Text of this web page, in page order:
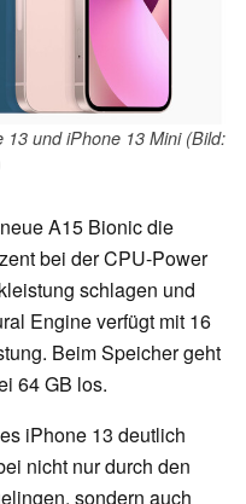
und iPhone 13 Mini (Bild:
A15 Bionic die
bei der CPU-Power
schlagen und
Engine verfügt mit 16
Beim Speicher geht
64 GB los.
iPhone 13 deutlich
nicht nur durch den
sondern auch